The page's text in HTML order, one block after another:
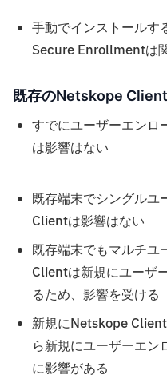
手動でインストール
Secure Enrollmentは
既存のNetskope
すでにユーザーエン
は影響はない
既存端末でシングル
Clientは影響はない
既存端末でもマルチ
Clientは新規にユーザ
るため、影響を受ける
新規にNetskope
ら新規にユーザーエ
に影響がある